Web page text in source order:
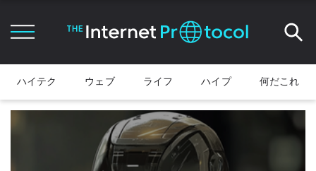
ハイテク ウェブ ライフ ハイプ 何だこれ